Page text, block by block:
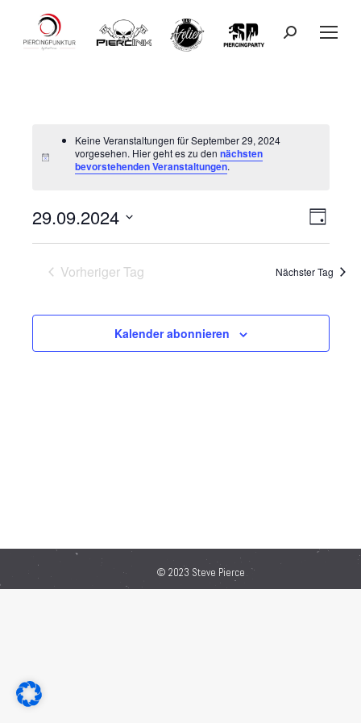
Search:
Keine Veranstaltungen für September 29, 2024
vorgesehen. Hier geht es zu dennächsten
bevorstehenden Veranstaltungen.
Tag
29.09.2024
Vorheriger Tag Nächster Tag
Kalender abonnieren
© 2023 Steve Pierce